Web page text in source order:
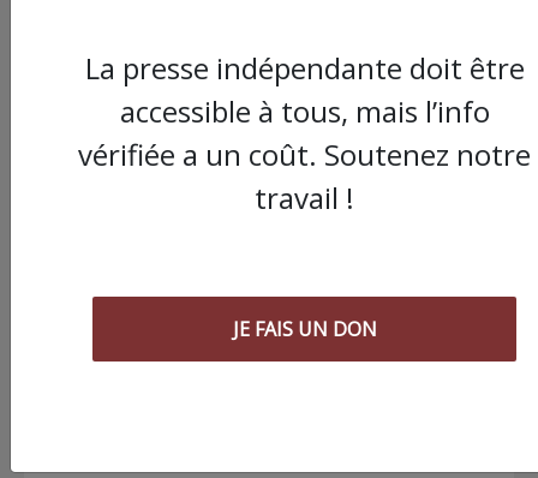
Commander le dernier numéro papier du
Poing !
Voir tous les numéros papier
AGORA
La presse indépendante doit être
accessible à tous, mais l’info
vérifiée a un coût. Soutenez notre
travail !
JE FAIS UN DON